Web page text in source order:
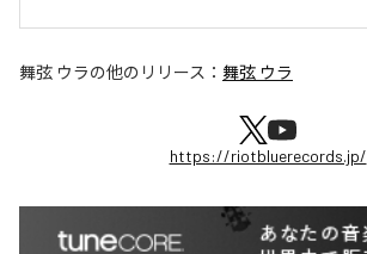
舞弦 ウラの他のリリース： 舞弦 ウラ
https://riotbluerecords.jp/